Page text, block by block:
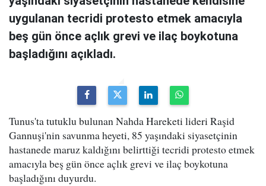
uygulanan tecridi protesto etmek amacıyla
beş gün önce açlık grevi ve ilaç boykotuna
başladığını açıkladı.
Tunus'ta tutuklu bulunan Nahda Hareketi lideri Raşid
Gannuşi'nin savunma heyeti, 85 yaşındaki siyasetçinin
hastanede maruz kaldığını belirttiği tecridi protesto etmek
amacıyla beş gün önce açlık grevi ve ilaç boykotuna
başladığını duyurdu.